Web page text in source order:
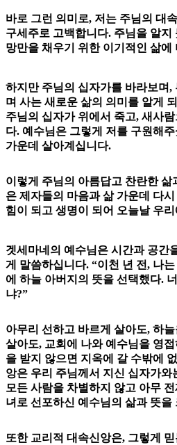
바로 그런 의미로, 저는 주님의 대
구세주로 고백합니다. 주님을 알지
망만을 채우기 위한 이기적인 삶에
하지만 주님의 십자가를 바라보며
며 사는 새로운 삶의 의미를 알게
주님의 십자가 위에서 죽고, 새사
다. 예수님은 그렇게 저를 구원해
가운데 살아계십니다.
이렇게 주님의 아름답고 찬란한
은 제자들의 마음과 삶 가운데 다
힘이 되고 생명이 되어 오늘날 우
겟세마네의 예수님은 시간과 공간
게 말씀하십니다. “이천 년 전, 나
에 하늘 아버지의 뜻을 선택했다.
냐?”
아무리 선하고 바르게 살아도, 하
살아도, 교회에 나와 예수님을 영
을 받지 않으면 지옥에 갈 수밖에
앙은 우리 주님께서 지신 십자가와
모든 사람을 차별하지 않고 아무
녀로 선포하신 예수님의 삶과 뜻을
또한 교리적 대속신앙은, 그렇게 믿